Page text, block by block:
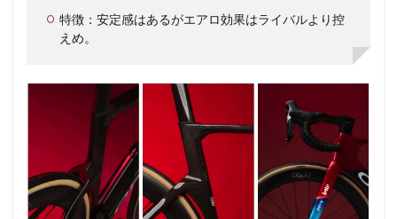
特徴：安定感はあるがエアロ効果はライバルより控
えめ。